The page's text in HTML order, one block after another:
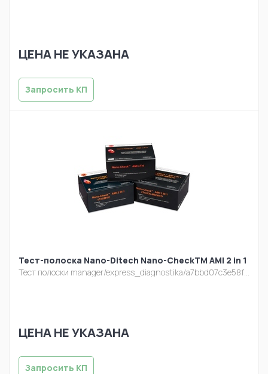
ЦЕНА НЕ УКАЗАНА
Запросить КП
Тест-полоска Nano-Ditech Nano-CheckTM AMI 2 in 1
Тест полоски manager/express_diagnostika/a7bbd07c3e58fc65806269f2c1ba3958.jpg
ЦЕНА НЕ УКАЗАНА
Запросить КП